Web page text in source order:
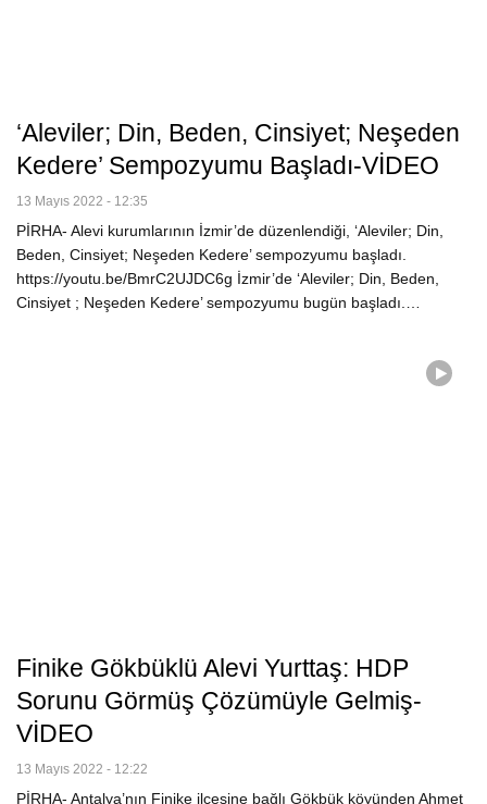
‘Aleviler; Din, Beden, Cinsiyet; Neşeden
Kedere’ Sempozyumu Başladı-VİDEO
13 Mayıs 2022 - 12:35
PİRHA- Alevi kurumlarının İzmir’de düzenlendiği, ‘Aleviler; Din,
Beden, Cinsiyet; Neşeden Kedere’ sempozyumu başladı.
https://youtu.be/BmrC2UJDC6g İzmir’de ‘Aleviler; Din, Beden,
Cinsiyet ; Neşeden Kedere’ sempozyumu bugün başladı.…
Finike Gökbüklü Alevi Yurttaş: HDP
Sorunu Görmüş Çözümüyle Gelmiş-
VİDEO
13 Mayıs 2022 - 12:22
PİRHA- Antalya’nın Finike ilçesine bağlı Gökbük köyünden Ahmet